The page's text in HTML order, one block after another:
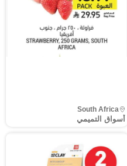
أسواق التميمي
South Africa